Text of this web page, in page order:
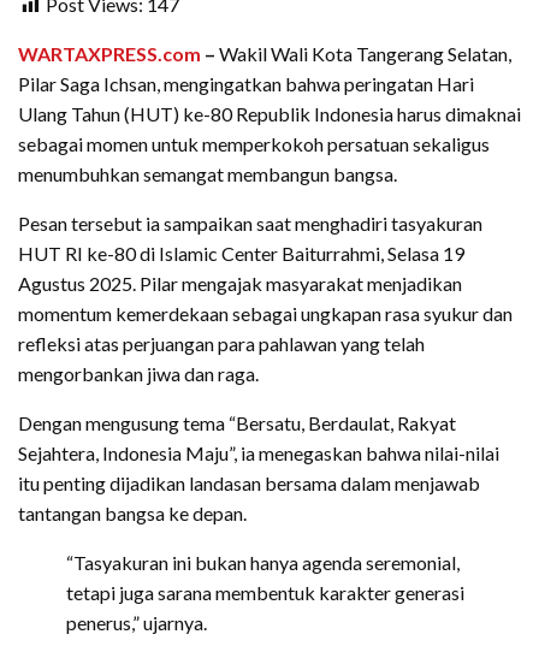
WARTAXPRESS.com – Wakil Wali Kota Tangerang Selatan,
Pilar Saga Ichsan, mengingatkan bahwa peringatan Hari
Ulang Tahun (HUT) ke-80 Republik Indonesia harus dimaknai
sebagai momen untuk memperkokoh persatuan sekaligus
menumbuhkan semangat membangun bangsa.
Pesan tersebut ia sampaikan saat menghadiri tasyakuran
HUT RI ke-80 di Islamic Center Baiturrahmi, Selasa 19
Agustus 2025. Pilar mengajak masyarakat menjadikan
momentum kemerdekaan sebagai ungkapan rasa syukur dan
refleksi atas perjuangan para pahlawan yang telah
mengorbankan jiwa dan raga.
Dengan mengusung tema “Bersatu, Berdaulat, Rakyat
Sejahtera, Indonesia Maju”, ia menegaskan bahwa nilai-nilai
itu penting dijadikan landasan bersama dalam menjawab
tantangan bangsa ke depan.
“Tasyakuran ini bukan hanya agenda seremonial,
tetapi juga sarana membentuk karakter generasi
penerus,” ujarnya.